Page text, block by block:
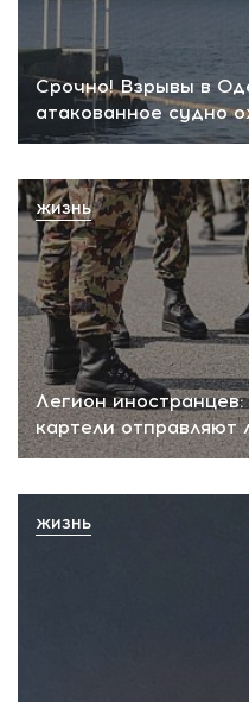
Срочно! Взрывы в
атакованное судно
Легион
картели
ЖИЗНЬ
ЖИЗНЬ